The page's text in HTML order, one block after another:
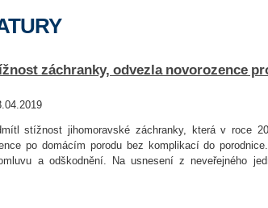
záchranky, odvezla novorozence
stížnost jihomoravské záchranky, která v roce
po domácím porodu bez komplikací do
a odškodnění. Na usnesení z neveřejného